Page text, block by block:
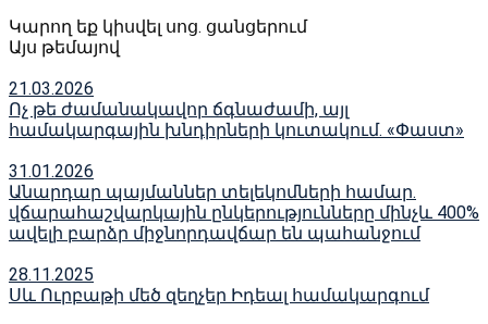
Կարող եք կիսվել սոց․ ցանցերում
Այս թեմայով
21.03.2026
Ոչ թե ժամանակավոր ճգնաժամի, այլ
համակարգային խնդիրների կուտակում. «Փաստ»
31.01.2026
Անարդար պայմաններ տելեկոմների համար.
վճարահաշվարկային ընկերությունները մինչև 400%
ավելի բարձր միջնորդավճար են պահանջում
28.11.2025
Սև Ուրբաթի մեծ զեղչեր Իդեալ համակարգում